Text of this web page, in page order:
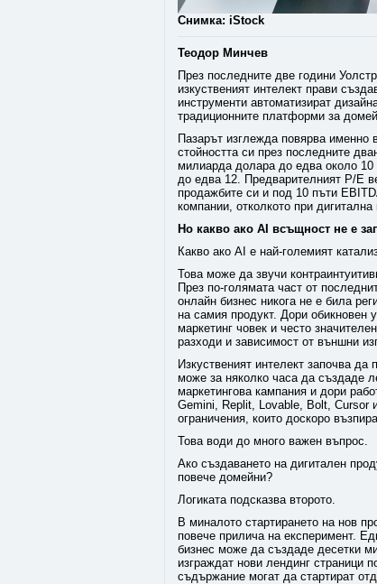
Снимка: iStock
Теодор Минчев
През последните две години
изкуственият интелект прави
инструменти автоматизират
традиционните платформи за
Пазарът изглежда повярва именно
стойността си през последните
милиарда долара до едва около
до едва 12. Предварителният P/E
продажбите си и под 10 пъти
компании, отколкото при
Но какво ако AI всъщност не е
Какво ако AI е най-големият
Това може да звучи
През по-голямата част от
онлайн бизнес никога не е била
на самия продукт. Дори обикновен
маркетинг човек и често
разходи и зависимост от външни
Изкуственият интелект започва
може за няколко часа да създаде
маркетингова кампания и дори
Gemini, Replit, Lovable, Bolt, Cursor
ограничения, които доскоро
Това води до много важен въпрос.
Ако създаването на дигитален
повече домейни?
Логиката подсказва второто.
В миналото стартирането на нов
повече прилича на експеримент.
бизнес може да създаде десетки
изграждат нови лендинг страници
съдържание могат да стартират